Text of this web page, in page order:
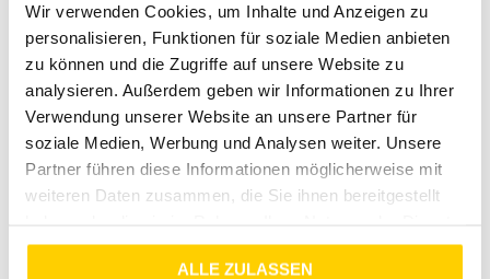
Wir verwenden Cookies, um Inhalte und Anzeigen zu
personalisieren, Funktionen für soziale Medien anbieten
zu können und die Zugriffe auf unsere Website zu
analysieren. Außerdem geben wir Informationen zu Ihrer
Verwendung unserer Website an unsere Partner für
soziale Medien, Werbung und Analysen weiter. Unsere
Partner führen diese Informationen möglicherweise mit
weiteren Daten zusammen, die Sie ihnen bereitgestellt
gesammelt haben.
ALLE ZULASSEN
Rückgaberecht. Du kannst die Artikel innerhalb von 30
Tagen nach Kauf zurückgeben. Der Versand innerhalb
Deutschlands kostet nur 4,99 €.
Warte nicht länger und erweitere deine Garderobe mit dem
VIFALIA ROE L/S SHORT SHIRT DRESS. Klicke jetzt auf "In
den Warenkorb" und erlebe Mode, die sich deinem Leben
anpasst!
Besuche unsere Stores
Du möchtest vor dem Kauf deine Lieblingsartikel
anprobieren? Besuche einen unserer Stores in Dinslaken,